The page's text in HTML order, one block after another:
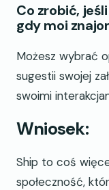
Co zrobić,
gdy moi
Możesz wybrać
sugestii swojej
swoimi
Wniosek:
Ship to coś
społeczność,